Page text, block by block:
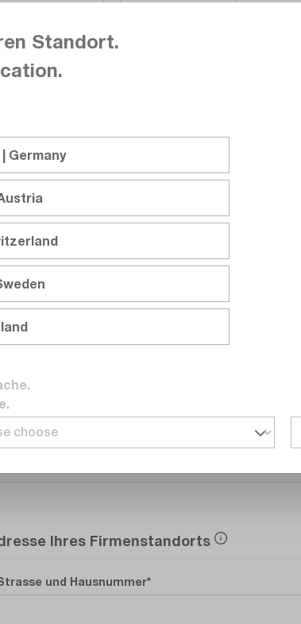
Ihres Firmenstandorts
und Hausnummer
Standort.
Germany